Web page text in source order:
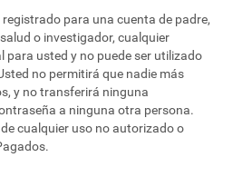
para una cuenta de padre,
o investigador, cualquier
para usted y no puede ser utilizado
no permitirá que nadie más
y no transferirá ninguna
a ninguna otra persona.
cualquier uso no autorizado o